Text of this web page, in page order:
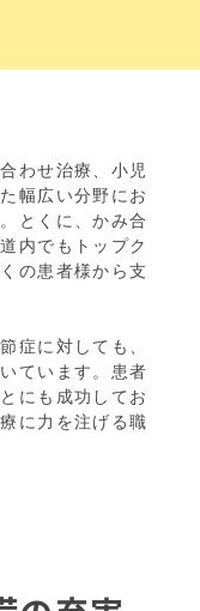
わせ治療、小児
幅広い分野にお
とくに、かみ合
内でもトップク
の患者様から支
症に対しても、
ています。患者
にも成功してお
に力を注げる職